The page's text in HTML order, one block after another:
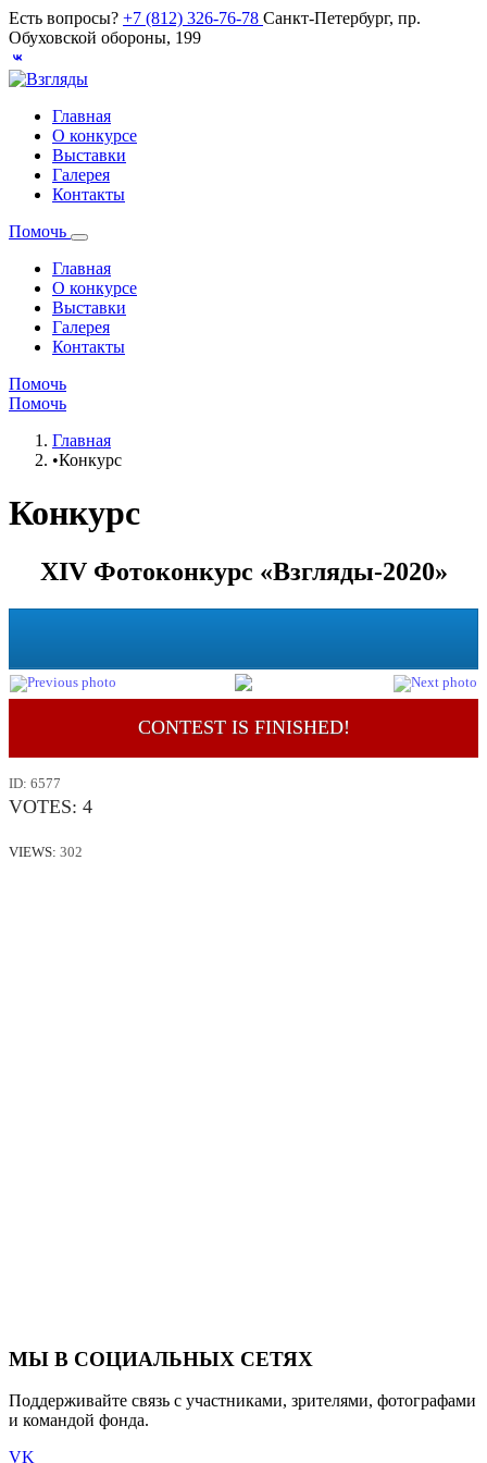
Есть вопросы? +7 (812) 326-76-78 Санкт-Петербург, пр.
Обуховской обороны, 199
Главная
О конкурсе
Выставки
Галерея
Контакты
Помочь
Главная
О конкурсе
Выставки
Галерея
Контакты
Помочь
Помочь
Главная
•Конкурс
Конкурс
XIV Фотоконкурс «Взгляды-2020»
CONTEST IS FINISHED!
ID: 6577
VOTES: 4
VIEWS: 302
МЫ В СОЦИАЛЬНЫХ СЕТЯХ
Поддерживайте связь с участниками, зрителями, фотографами
и командой фонда.
VK